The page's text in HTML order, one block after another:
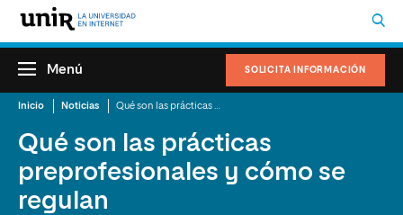
SOLICITA INFORMACIÓN
Menú
Inicio Noticias
Qué son las prácticas
preprofesionales y cómo se
regulan